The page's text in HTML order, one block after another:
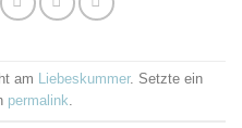
am Liebeskummer. Setzte ein
permalink.